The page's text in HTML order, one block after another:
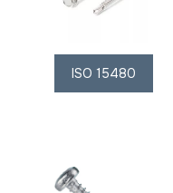
ISO 15480